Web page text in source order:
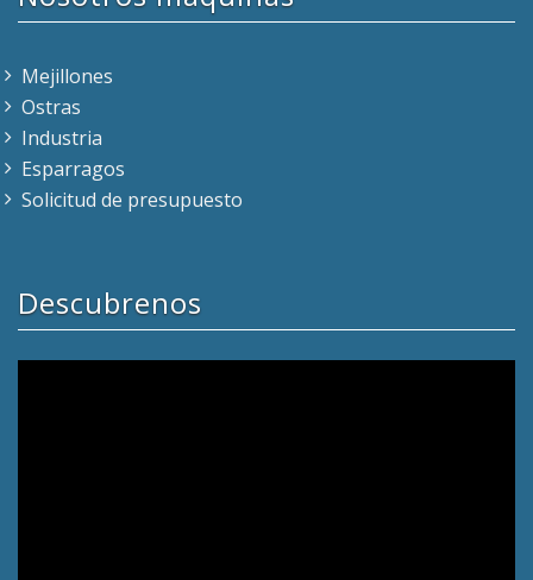
Mejillones
Ostras
Industria
Esparragos
Solicitud de presupuesto
Descubrenos